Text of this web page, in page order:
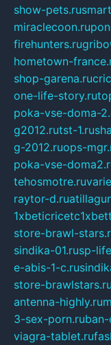
show-pets.ru
miraclecoon.ru
firehunters.ru
hometown-
shop-garena.ru
one-life-story.ru
poka-vse-doma-
g2012.rutst-1.ru
g-2012.ruops-
poka-vse-
tehosmotre.ru
raytor-d.ru
store-brawl-
sindika-01.rusp-
e-abis-1-c.ru
store-brawlstars.ru
antenna-highly.ru
3-sex-porn.ru
viagra-tablet.ru